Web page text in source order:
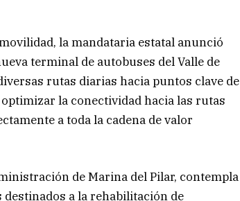
la mandataria estatal anunció
terminal de autobuses del Valle de
rutas diarias hacia puntos clave de
la conectividad hacia las rutas
a toda la cadena de valor
de Marina del Pilar, contempla
destinados a la rehabilitación de